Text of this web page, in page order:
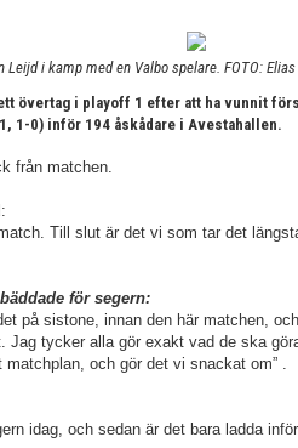
Leijd i kamp med en Valbo spelare. FOTO:
övertag i playoff 1 efter att ha vunnit
1-0) inför 194 åskådare i Avestahallen.
från matchen.
:
Till slut är det vi som tar det
för segern:
på sistone, innan den här matchen,
Jag tycker alla gör exakt vad de ska
och gör det vi snackat om” .
idag, och sedan är det bara ladda